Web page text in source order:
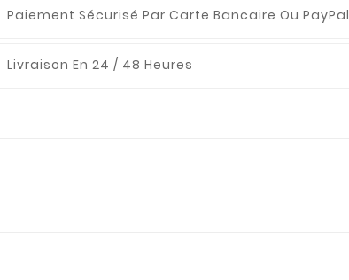
Paiement Sécurisé Par Carte Bancaire Ou PayPal
Livraison En 24 / 48 Heures